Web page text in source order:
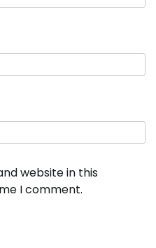
website in this
I comment.